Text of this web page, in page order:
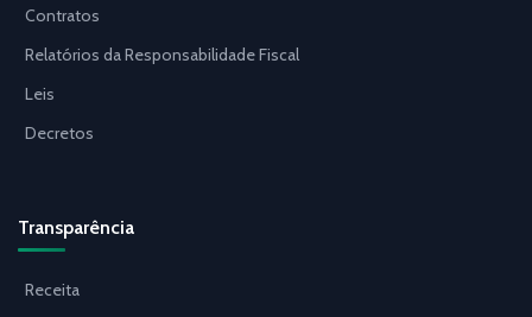
Contratos
Relatórios da Responsabilidade Fiscal
Leis
Decretos
Transparência
Receita